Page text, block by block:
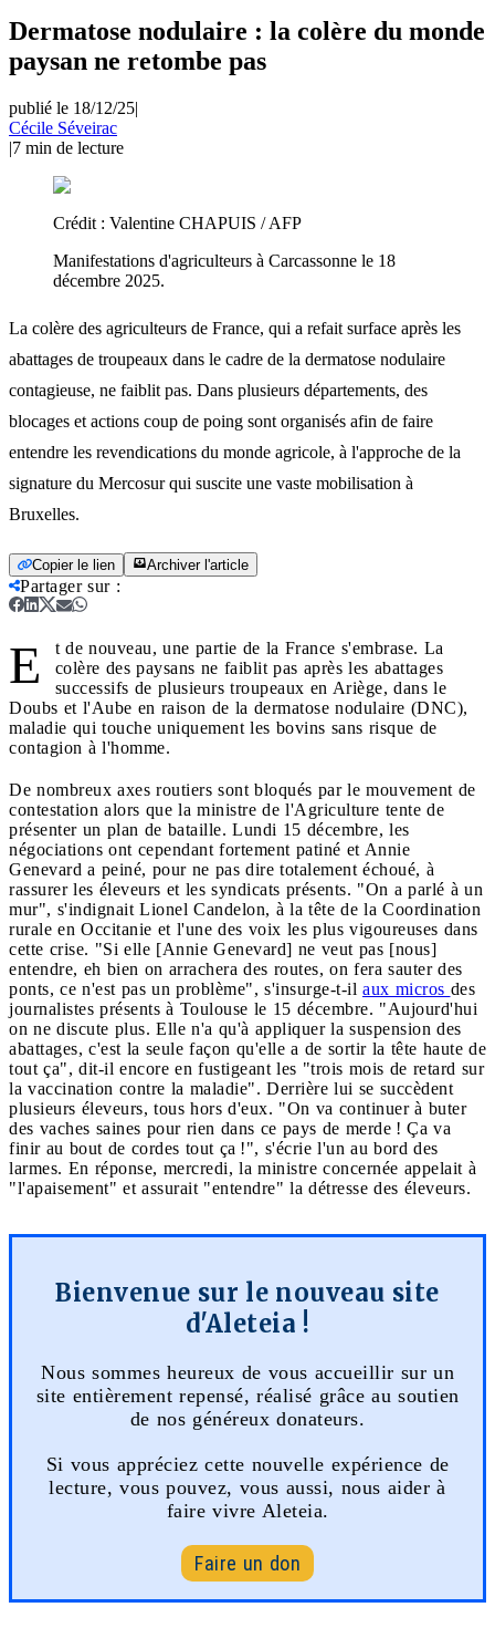
Dermatose nodulaire : la colère du monde
paysan ne retombe pas
publié le 18/12/25|
Cécile Séveirac
|7 min de lecture
Crédit : Valentine CHAPUIS / AFP
Manifestations d'agriculteurs à Carcassonne le 18
décembre 2025.
La colère des agriculteurs de France, qui a refait surface après les
abattages de troupeaux dans le cadre de la dermatose nodulaire
contagieuse, ne faiblit pas. Dans plusieurs départements, des
blocages et actions coup de poing sont organisés afin de faire
entendre les revendications du monde agricole, à l'approche de la
signature du Mercosur qui suscite une vaste mobilisation à
Bruxelles.
Copier le lien Archiver l'article
Partager sur:
E
t de nouveau, une partie de la France s'embrase. La
colère des paysans ne faiblit pas après les abattages
successifs de plusieurs troupeaux en Ariège, dans le
Doubs et l'Aube en raison de la dermatose nodulaire (DNC),
maladie qui touche uniquement les bovins sans risque de
contagion à l'homme.
De nombreux axes routiers sont bloqués par le mouvement de
contestation alors que la ministre de l'Agriculture tente de
présenter un plan de bataille. Lundi 15 décembre, les
négociations ont cependant fortement patiné et Annie
Genevard a peiné, pour ne pas dire totalement échoué, à
rassurer les éleveurs et les syndicats présents. "On a parlé à un
mur", s'indignait Lionel Candelon, à la tête de la Coordination
rurale en Occitanie et l'une des voix les plus vigoureuses dans
cette crise. "Si elle [Annie Genevard] ne veut pas [nous]
entendre, eh bien on arrachera des routes, on fera sauter des
ponts, ce n'est pas un problème", s'insurge-t-il aux micros des
journalistes présents à Toulouse le 15 décembre. "Aujourd'hui
on ne discute plus. Elle n'a qu'à appliquer la suspension des
abattages, c'est la seule façon qu'elle a de sortir la tête haute de
tout ça", dit-il encore en fustigeant les "trois mois de retard sur
la vaccination contre la maladie". Derrière lui se succèdent
plusieurs éleveurs, tous hors d'eux. "On va continuer à buter
des vaches saines pour rien dans ce pays de merde ! Ça va
finir au bout de cordes tout ça !", s'écrie l'un au bord des
larmes. En réponse, mercredi, la ministre concernée appelait à
"l'apaisement" et assurait "entendre" la détresse des éleveurs.
Bienvenue sur le nouveau site
d'Aleteia !
Nous sommes heureux de vous accueillir sur un
site entièrement repensé, réalisé grâce au soutien
de nos généreux donateurs.
Si vous appréciez cette nouvelle expérience de
lecture, vous pouvez, vous aussi, nous aider à
faire vivre Aleteia.
Faire un don